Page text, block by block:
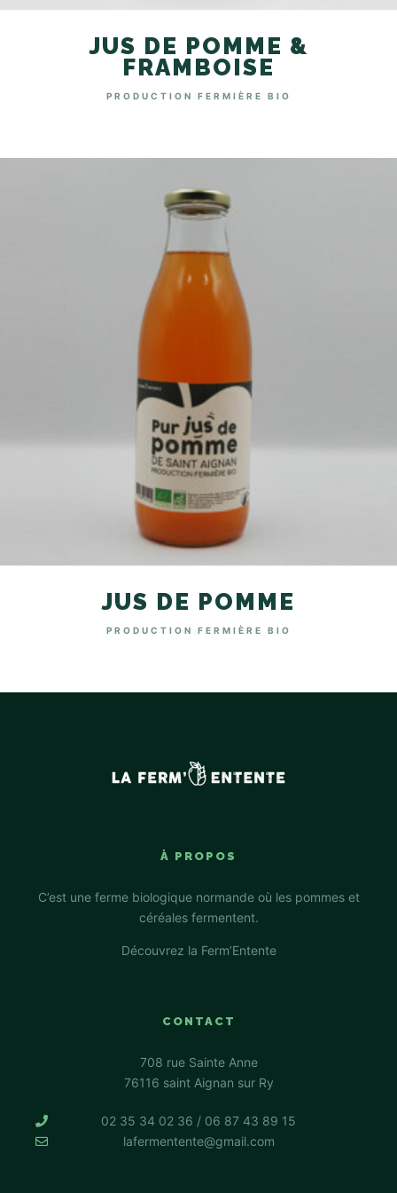
JUS DE POMME &
FRAMBOISE
PRODUCTION FERMIÈRE BIO
JUS DE POMME
PRODUCTION FERMIÈRE BIO
À PROPOS
C’est une ferme biologique normande où les pommes et
céréales fermentent.
Découvrez la Ferm’Entente
CONTACT
708 rue Sainte Anne
76116 saint Aignan sur Ry
02 35 34 02 36 / 06 87 43 89 15
lafermentente@gmail.com